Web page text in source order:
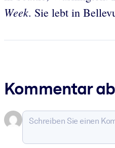
Week. Sie lebt in
Kommentar